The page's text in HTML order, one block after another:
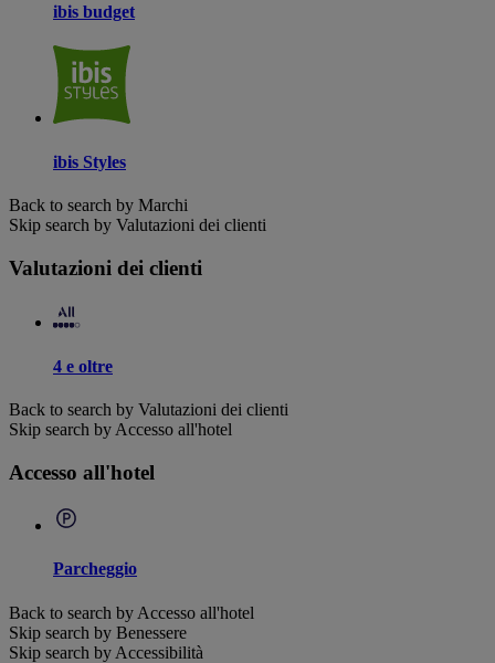
ibis budget
ibis Styles
Back to search by Marchi
Skip search by Valutazioni dei clienti
Valutazioni dei clienti
4 e oltre
Back to search by Valutazioni dei clienti
Skip search by Accesso all'hotel
Accesso all'hotel
Parcheggio
Back to search by Accesso all'hotel
Skip search by Benessere
Skip search by Accessibilità